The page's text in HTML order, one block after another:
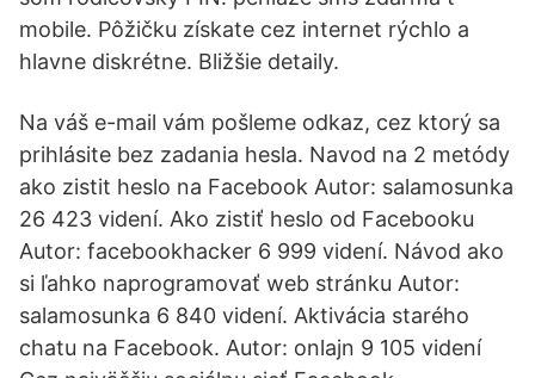
mobile. Pôžičku získate cez internet rýchlo a
hlavne diskrétne. Bližšie detaily.
Na váš e-mail vám pošleme odkaz, cez ktorý sa
prihlásite bez zadania hesla. Navod na 2 metódy
ako zistit heslo na Facebook Autor: salamosunka
26 423 videní. Ako zistiť heslo od Facebooku
Autor: facebookhacker 6 999 videní. Návod ako
si ľahko naprogramovať web stránku Autor:
salamosunka 6 840 videní. Aktivácia starého
chatu na Facebook. Autor: onlajn 9 105 videní